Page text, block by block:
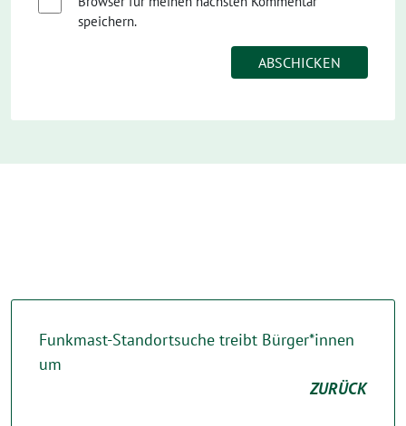
speichern.
Funkmast-Standortsuche treibt Bürger*innen
um
ZURÜCK